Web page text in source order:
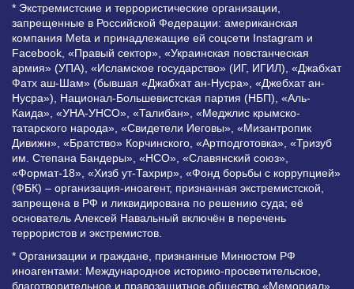
* Экстремистские и террористические организации,
запрещенные в Российской Федерации: американская
компания Meta и принадлежащие ей соцсети Instagram и
Facebook, «Правый сектор», «Украинская повстанческая
армия» (УПА), «Исламское государство» (ИГ, ИГИЛ), «Джабхат
Фатх аш-Шам» (бывшая «Джабхат ан-Нусра», «Джебхат ан-
Нусра»), Национал-Большевистская партия (НБП), «Аль-
Каида», «УНА-УНСО», «Талибан», «Меджлис крымско-
татарского народа», «Свидетели Иеговы», «Мизантропик
Дивижн», «Братство» Корчинского, «Артподготовка», «Тризуб
им. Степана Бандеры», «НСО», «Славянский союз»,
«Формат-18», «Хизб ут-Тахрир», «Фонд борьбы с коррупцией»
(ФБК) – организация-иноагент, признанная экстремистской,
запрещена в РФ и ликвидирована по решению суда; её
основатель Алексей Навальный включён в перечень
террористов и экстремистов.
* Организации и граждане, признанные Минюстом РФ
иноагентами: Международное историко-просветительское,
благотворительное и правозащитное общество «Мемориал»,